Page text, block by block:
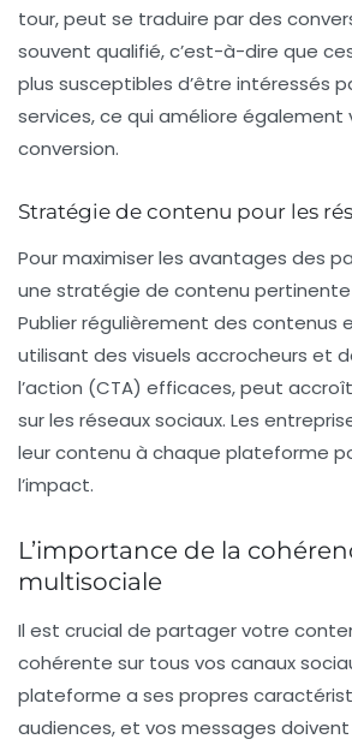
tour, peut se traduire par des
souvent qualifié, c’est-à-dire que
plus susceptibles d’être intéressés
services, ce qui améliore également
conversion.
Stratégie de contenu pour les
Pour maximiser les avantages des
une stratégie de contenu
Publier régulièrement des contenus
utilisant des visuels accrocheurs et
l’action (CTA) efficaces, peut
sur les réseaux sociaux. Les
leur contenu à chaque plateforme
l’impact.
L’importance de la
multisociale
Il est crucial de partager votre
cohérente sur tous vos canaux
plateforme a ses propres
audiences, et vos messages